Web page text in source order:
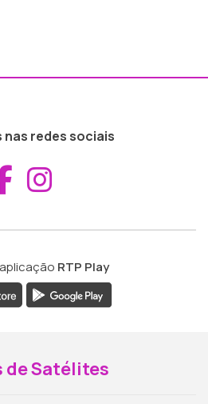
nas redes sociais
Aceder ao
RTP Play
de Satélites